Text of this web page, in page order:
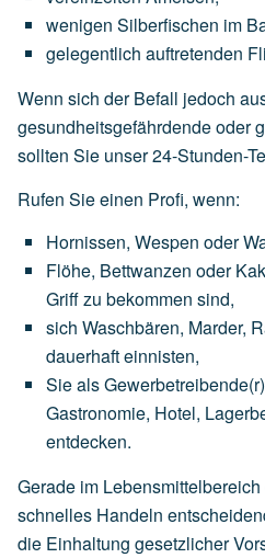
wenigen Silberfischen im
gelegentlich auftretenden
Wenn sich der Befall jedoch
gesundheitsgefährdende oder
sollten Sie unser 24-Stunden-
Rufen Sie einen Profi, wenn:
Hornissen, Wespen oder
Flöhe, Bettwanzen oder
Griffzu bekommen sind,
sich Waschbären, Marder,
dauerhafteinnisten,
SiealsGewerbetreibende(r)
Gastronomie, Hotel,
entdecken.
Gerade im
schnelles Handeln
die Einhaltung gesetzlicher